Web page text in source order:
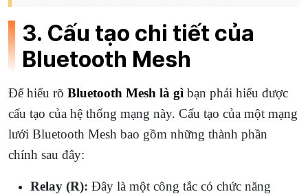
3. Cấu tạo chi tiết của
Bluetooth Mesh
Để hiểu rõ Bluetooth Mesh là gì bạn phải hiểu được
cấu tạo của hệ thống mạng này. Cấu tạo của một mạng
lưới Bluetooth Mesh bao gồm những thành phần
chính sau đây:
Relay (R): Đây là một công tắc có chức năng